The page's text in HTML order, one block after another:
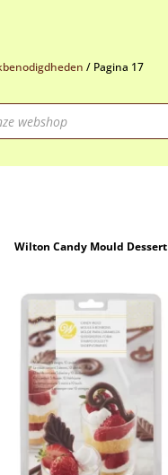
/ Pagina 17
Wilton Candy Mould Dessert